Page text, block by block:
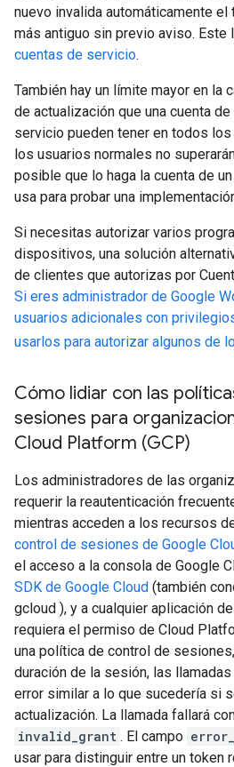
nuevo invalida automáticamente
más antiguo sin previo aviso. Este
cuentas de servicio.
También hay un límite mayor en la
de actualización que una cuenta
servicio pueden tener en todos
los usuarios normales no
posible que lo haga la cuenta de
usa para probar una
Si necesitas autorizar varios
dispositivos, una solución
de clientes que autorizas por
Si eres administrador de Google
usuarios adicionales con
usarlos para autorizar algunos de
Cómo lidiar con las
sesiones para
Cloud Platform (GCP)
Los administradores de las
requerir la reautenticación
mientras acceden a los recursos
control de sesiones de Google
el acceso a la consola de Google
SDK de Google Cloud (también
gcloud ), y a cualquier aplicación
requiera el permiso de Cloud
una política de control de
duración de la sesión, las
error similar a lo que sucedería si
actualización. La llamada fallará
invalid_grant . El campo
usar para distinguir entre un token